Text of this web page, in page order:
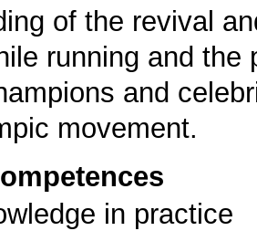
of the revival
running and
and
movement.
in practice